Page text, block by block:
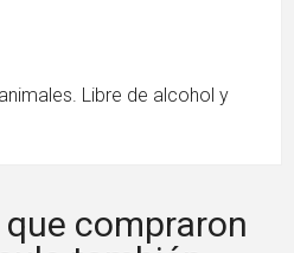
Libre de alcohol y
compraron